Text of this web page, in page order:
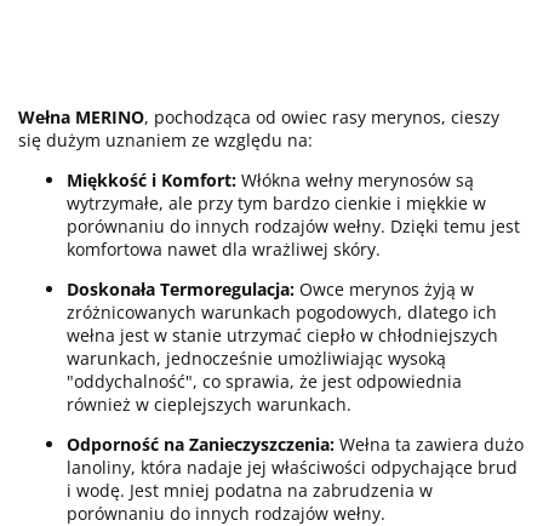
Wełna MERINO, pochodząca od owiec rasy merynos, cieszy
się dużym uznaniem ze względu na:
Miękkość i Komfort: Włókna wełny merynosów są
wytrzymałe, ale przy tym bardzo cienkie i miękkie w
porównaniu do innych rodzajów wełny. Dzięki temu jest
komfortowa nawet dla wrażliwej skóry.
Doskonała Termoregulacja: Owce merynos żyją w
zróżnicowanych warunkach pogodowych, dlatego ich
wełna jest w stanie utrzymać ciepło w chłodniejszych
warunkach, jednocześnie umożliwiając wysoką
"oddychalność", co sprawia, że jest odpowiednia
również w cieplejszych warunkach.
Odporność na Zanieczyszczenia: Wełna ta zawiera dużo
lanoliny, która nadaje jej właściwości odpychające brud
i wodę. Jest mniej podatna na zabrudzenia w
porównaniu do innych rodzajów wełny.